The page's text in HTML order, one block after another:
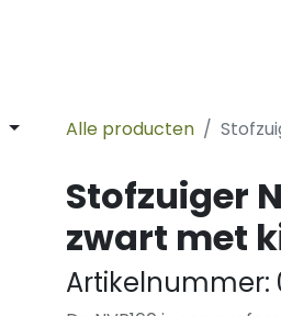
Alle producten
Stofzuiger
zwart met
Artikelnummer: